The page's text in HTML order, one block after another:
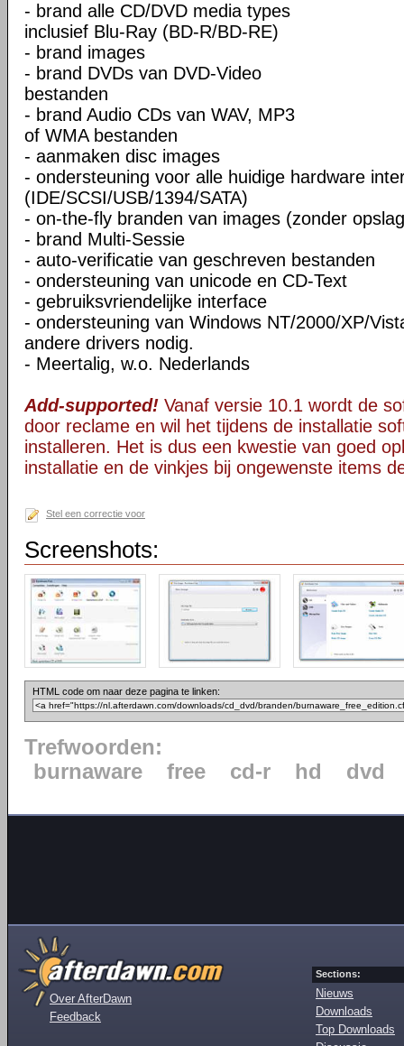
- brand alle CD/DVD media types
inclusief Blu-Ray (BD-R/BD-RE)
- brand images
- brand DVDs van DVD-Video
bestanden
- brand Audio CDs van WAV, MP3
of WMA bestanden
- aanmaken disc images
- ondersteuning voor alle huidige hardware
(IDE/SCSI/USB/1394/SATA)
- on-the-fly branden van images (zonder
- brand Multi-Sessie
- auto-verificatie van geschreven bestanden
- ondersteuning van unicode en CD-Text
- gebruiksvriendelijke interface
- ondersteuning van Windows NT/2000/XP/
andere drivers nodig.
- Meertalig, w.o. Nederlands
Add-supported! Vanaf versie 10.1 wordt de
door reclame en wil het tijdens de installatie
installeren. Het is dus een kwestie van goed
installatie en de vinkjes bij ongewenste items
Stel een correctie voor
Screenshots:
HTML code om naar deze pagina te linken:
Trefwoorden:
burnaware
free cd-r hd dvd
Over AfterDawn
Feedback
Sections:
Nieuws
Downloads
Top Downloads